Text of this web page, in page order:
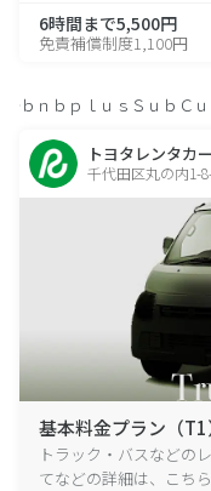
6時間まで5,500円
免責補償制度1,100円
ｂｎｂｐｌｕｓＳｕｂＣ
トヨタレンタカ
千代田区丸の内1-
基本料金プラン（T1
トラック・バスなどの
てなどの詳細は、こち